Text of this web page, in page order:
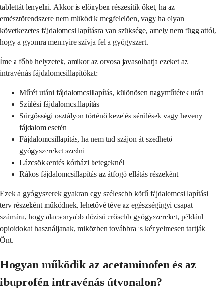
tablettát lenyelni. Akkor is előnyben részesítik őket, ha az
emésztőrendszere nem működik megfelelően, vagy ha olyan
következetes fájdalomcsillapításra van szüksége, amely nem függ attól,
hogy a gyomra mennyire szívja fel a gyógyszert.
Íme a főbb helyzetek, amikor az orvosa javasolhatja ezeket az
intravénás fájdalomcsillapítókat:
Műtét utáni fájdalomcsillapítás, különösen nagyműtétek után
Szülési fájdalomcsillapítás
Sürgősségi osztályon történő kezelés sérülések vagy heveny
fájdalom esetén
Fájdalomcsillapítás, ha nem tud szájon át szedhető
gyógyszereket szedni
Lázcsökkentés kórházi betegeknél
Rákos fájdalomcsillapítás az átfogó ellátás részeként
Ezek a gyógyszerek gyakran egy szélesebb körű fájdalomcsillapítási
terv részeként működnek, lehetővé téve az egészségügyi csapat
számára, hogy alacsonyabb dózisú erősebb gyógyszereket, például
opioidokat használjanak, miközben továbbra is kényelmesen tartják
Önt.
Hogyan működik az acetaminofen és az
ibuprofén intravénás útvonalon?